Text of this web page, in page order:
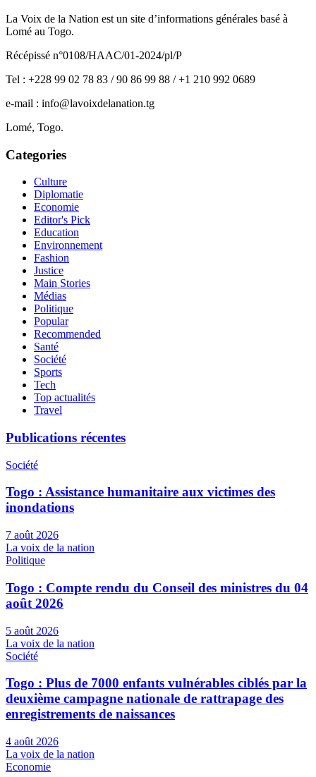
La Voix de la Nation est un site d’informations générales basé à
Lomé au Togo.
Récépissé n°0108/HAAC/01-2024/pl/P
Tel : +228 99 02 78 83 / 90 86 99 88 / +1 210 992 0689
e-mail : info@lavoixdelanation.tg
Lomé, Togo.
Categories
Culture
Diplomatie
Economie
Editor's Pick
Education
Environnement
Fashion
Justice
Main Stories
Médias
Politique
Popular
Recommended
Santé
Société
Sports
Tech
Top actualités
Travel
Publications récentes
Société
Togo : Assistance humanitaire aux victimes des
inondations
7 août 2026
La voix de la nation
Politique
Togo : Compte rendu du Conseil des ministres du 04
août 2026
5 août 2026
La voix de la nation
Société
Togo : Plus de 7000 enfants vulnérables ciblés par la
deuxième campagne nationale de rattrapage des
enregistrements de naissances
4 août 2026
La voix de la nation
Economie